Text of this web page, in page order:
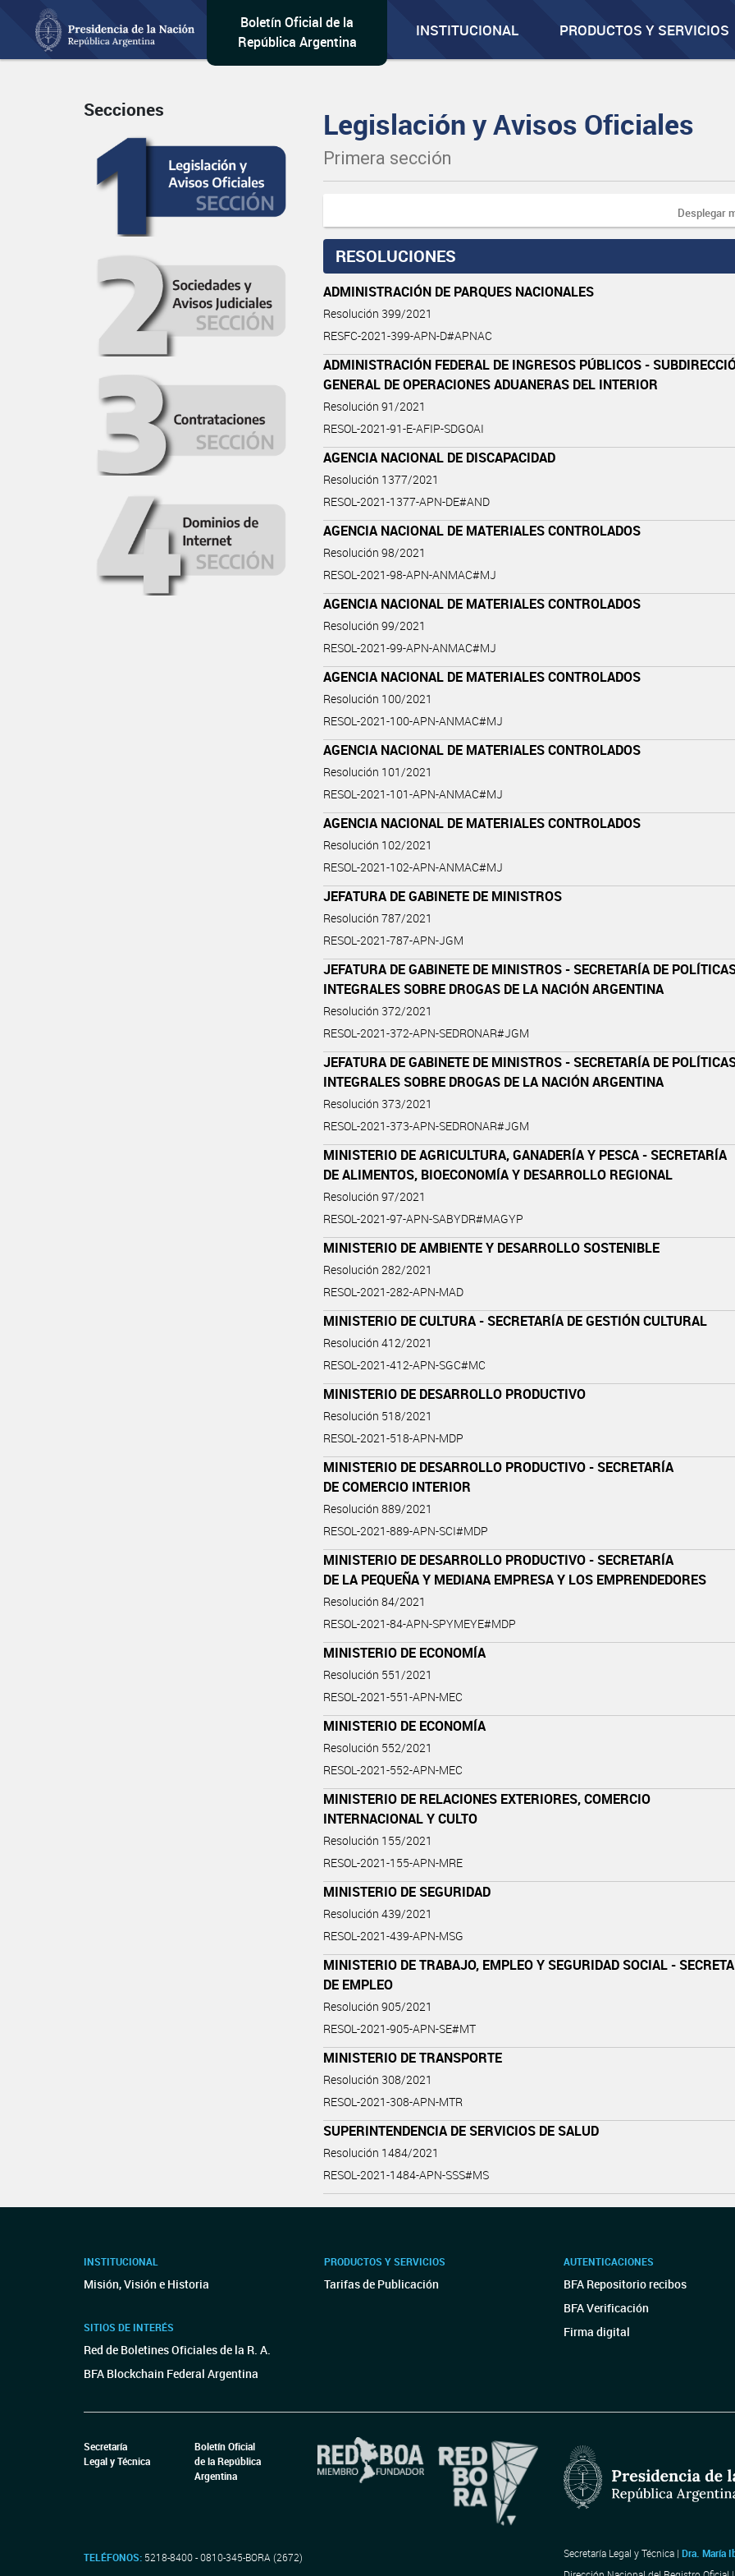
Boletín Oficial de la
República Argentina
INSTITUCIONAL PRODUCTOS Y SERVICIOS
Secciones Legislación y Avisos Oficiales
Primera sección
Desplegar
RESOLUCIONES
ADMINISTRACIÓN DE PARQUES NACIONALES
Resolución 399/2021
RESFC-2021-399-APN-D#APNAC
ADMINISTRACIÓN FEDERAL DE INGRESOS PÚBLICOS -
GENERAL DE OPERACIONES ADUANERAS DEL INTERIOR
Resolución 91/2021
RESOL-2021-91-E-AFIP-SDGOAI
AGENCIA NACIONAL DE DISCAPACIDAD
Resolución 1377/2021
RESOL-2021-1377-APN-DE#AND
AGENCIA NACIONAL DE MATERIALES CONTROLADOS
Resolución 98/2021
RESOL-2021-98-APN-ANMAC#MJ
AGENCIA NACIONAL DE MATERIALES CONTROLADOS
Resolución 99/2021
RESOL-2021-99-APN-ANMAC#MJ
AGENCIA NACIONAL DE MATERIALES CONTROLADOS
Resolución 100/2021
RESOL-2021-100-APN-ANMAC#MJ
AGENCIA NACIONAL DE MATERIALES CONTROLADOS
Resolución 101/2021
RESOL-2021-101-APN-ANMAC#MJ
AGENCIA NACIONAL DE MATERIALES CONTROLADOS
Resolución 102/2021
RESOL-2021-102-APN-ANMAC#MJ
JEFATURA DE GABINETE DE MINISTROS
Resolución 787/2021
RESOL-2021-787-APN-JGM
JEFATURA DE GABINETE DE MINISTROS - SECRETARÍA DE
INTEGRALES SOBRE DROGAS DE LA NACIÓN ARGENTINA
Resolución 372/2021
RESOL-2021-372-APN-SEDRONAR#JGM
JEFATURA DE GABINETE DE MINISTROS - SECRETARÍA DE
INTEGRALES SOBRE DROGAS DE LA NACIÓN ARGENTINA
Resolución 373/2021
RESOL-2021-373-APN-SEDRONAR#JGM
MINISTERIO DE AGRICULTURA, GANADERÍA Y PESCA - SECRETARÍA
DE ALIMENTOS, BIOECONOMÍA Y DESARROLLO REGIONAL
Resolución 97/2021
RESOL-2021-97-APN-SABYDR#MAGYP
MINISTERIO DE AMBIENTE Y DESARROLLO SOSTENIBLE
Resolución 282/2021
RESOL-2021-282-APN-MAD
MINISTERIO DE CULTURA - SECRETARÍA DE GESTIÓN CULTURAL
Resolución 412/2021
RESOL-2021-412-APN-SGC#MC
MINISTERIO DE DESARROLLO PRODUCTIVO
Resolución 518/2021
RESOL-2021-518-APN-MDP
MINISTERIO DE DESARROLLO PRODUCTIVO - SECRETARÍA
DE COMERCIO INTERIOR
Resolución 889/2021
RESOL-2021-889-APN-SCI#MDP
MINISTERIO DE DESARROLLO PRODUCTIVO - SECRETARÍA
DE LA PEQUEÑA Y MEDIANA EMPRESA Y LOS EMPRENDEDORES
Resolución 84/2021
RESOL-2021-84-APN-SPYMEYE#MDP
MINISTERIO DE ECONOMÍA
Resolución 551/2021
RESOL-2021-551-APN-MEC
MINISTERIO DE ECONOMÍA
Resolución 552/2021
RESOL-2021-552-APN-MEC
MINISTERIO DE RELACIONES EXTERIORES, COMERCIO
INTERNACIONAL Y CULTO
Resolución 155/2021
RESOL-2021-155-APN-MRE
MINISTERIO DE SEGURIDAD
Resolución 439/2021
RESOL-2021-439-APN-MSG
MINISTERIO DE TRABAJO, EMPLEO Y SEGURIDAD SOCIAL -
DE EMPLEO
Resolución 905/2021
RESOL-2021-905-APN-SE#MT
MINISTERIO DE TRANSPORTE
Resolución 308/2021
RESOL-2021-308-APN-MTR
SUPERINTENDENCIA DE SERVICIOS DE SALUD
Resolución 1484/2021
RESOL-2021-1484-APN-SSS#MS
INSTITUCIONAL
Misión, Visión e Historia
SITIOS DE INTERÉS
Red de Boletines Oficiales de la R. A.
BFA Blockchain Federal Argentina
PRODUCTOS Y SERVICIOS
Tarifas de Publicación
AUTENTICACIONES
BFA Repositorio recibos
BFA Verificación
Firma digital
Secretaría
Legal y Técnica
Boletín Oficial
de la República
Argentina
TELÉFONOS: 5218-8400 - 0810-345-BORA (2672)
Secretaría Legal y Técnica | Dra. María